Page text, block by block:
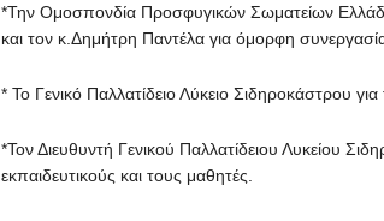
*Την Ομοσπονδία Προσφυγικών Σωματείων
και τον κ.Δημήτρη Παντέλα για όμορφη
* Το Γενικό Παλλατίδειο Λύκειο Σιδηροκάστρου
*Τον Διευθυντή Γενικού Παλλατίδειου Λυκείου
εκπαιδευτικούς και τους μαθητές.